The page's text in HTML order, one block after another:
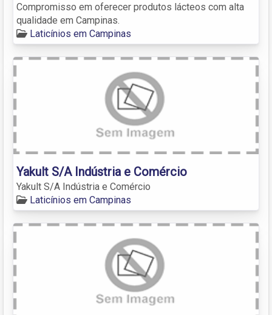
Compromisso em oferecer produtos lácteos com alta
qualidade em Campinas.
Laticínios em Campinas
Yakult S/A Indústria e Comércio
Yakult S/A Indústria e Comércio
Laticínios em Campinas